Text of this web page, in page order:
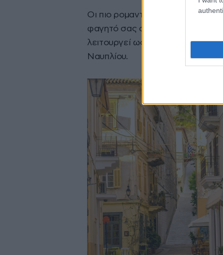
Οι πιο ρομαντικοί, ωστόσο,
φαγητό σας στην παραλιακή
λειτουργεί ως υπέροχο φόντο
Ναυπλίου.